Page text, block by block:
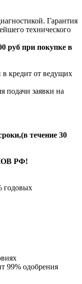
Гарантия
технического
руб при покупке в
кредит от ведущих
подачи заявки на
течение 30
РФ!
годовых
99% одобрения